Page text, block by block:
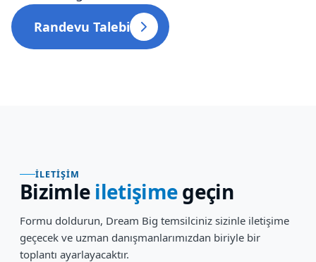
Randevu Talebi
İLETIŞIM
Bizimle iletişimegeçin
Formu doldurun, Dream Big temsilciniz sizinle iletişime
geçecek ve uzman danışmanlarımızdan biriyle bir
toplantı ayarlayacaktır.